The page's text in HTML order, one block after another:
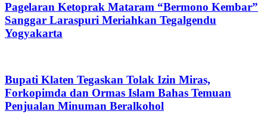
Pagelaran Ketoprak Mataram “Bermono Kembar”
Sanggar Laraspuri Meriahkan Tegalgendu
Yogyakarta
Bupati Klaten Tegaskan Tolak Izin Miras,
Forkopimda dan Ormas Islam Bahas Temuan
Penjualan Minuman Beralkohol